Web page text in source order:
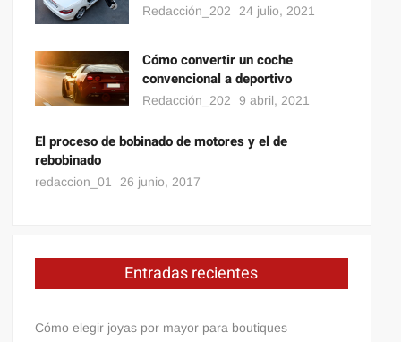
Redacción_202 24 julio, 2021
Cómo convertir un coche
convencional a deportivo
Redacción_202 9 abril, 2021
El proceso de bobinado de motores y el de
rebobinado
redaccion_01 26 junio, 2017
Entradas recientes
Cómo elegir joyas por mayor para boutiques